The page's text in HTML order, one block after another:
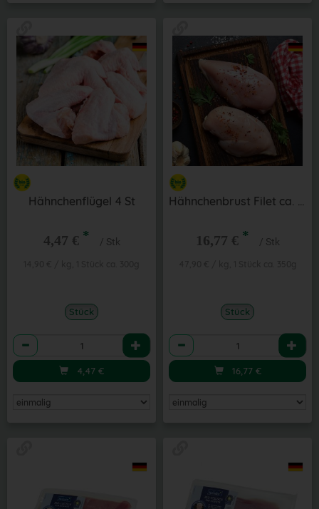
Hähnchenflügel 4 St
4,47 € * / Stk
Stück
Anzahl
4,47 €
Hähnchenbrust Filet ca. 350 g
16,77 € * / Stk
Stück
Anzahl
16,77 €